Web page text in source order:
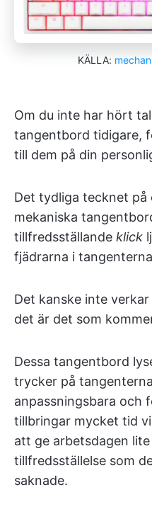
KÄLLA:
Om du inte har hört
tangentbord tidigare,
till dem på din
Det tydliga tecknet
mekaniska
tillfredsställande klick
fjädrarna i
Det kanske inte
det är det som
Dessa tangentbord
trycker på
anpassningsbara och
tillbringar mycket tid
att ge arbetsdagen
tillfredsställelse som
saknade.